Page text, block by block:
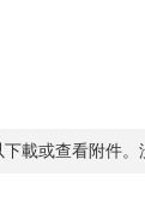
下載或查看附件。